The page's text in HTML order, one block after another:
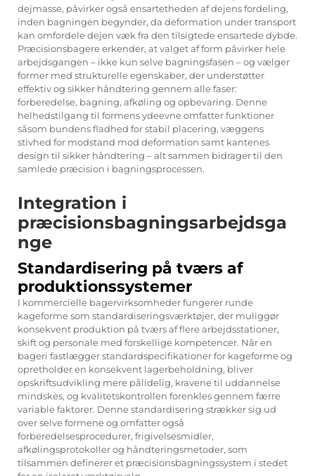
dejmasse, påvirker også ensartetheden af dejens fordeling,
inden bagningen begynder, da deformation under transport
kan omfordele dejen væk fra den tilsigtede ensartede dybde.
Præcisionsbagere erkender, at valget af form påvirker hele
arbejdsgangen – ikke kun selve bagningsfasen – og vælger
former med strukturelle egenskaber, der understøtter
effektiv og sikker håndtering gennem alle faser:
forberedelse, bagning, afkøling og opbevaring. Denne
helhedstilgang til formens ydeevne omfatter funktioner
såsom bundens fladhed for stabil placering, væggens
stivhed for modstand mod deformation samt kantenes
design til sikker håndtering – alt sammen bidrager til den
samlede præcision i bagningsprocessen.
Integration i
præcisionsbagningsarbejdsga
nge
Standardisering på tværs af
produktionssystemer
I kommercielle bagervirksomheder fungerer runde
kageforme som standardiseringsværktøjer, der muliggør
konsekvent produktion på tværs af flere arbejdsstationer,
skift og personale med forskellige kompetencer. Når en
bageri fastlægger standardspecifikationer for kageforme og
opretholder en konsekvent lagerbeholdning, bliver
opskriftsudvikling mere pålidelig, kravene til uddannelse
mindskes, og kvalitetskontrollen forenkles gennem færre
variable faktorer. Denne standardisering strækker sig ud
over selve formene og omfatter også
forberedelsesprocedurer, frigivelsesmidler,
afkølingsprotokoller og håndteringsmetoder, som
tilsammen definerer et præcisionsbagningssystem i stedet